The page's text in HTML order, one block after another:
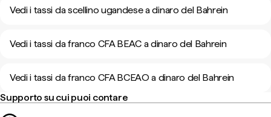
Vedi i tassi da scellino ugandese a dinaro del Bahrein
Vedi i tassi da franco CFA BEAC a dinaro del Bahrein
Vedi i tassi da franco CFA BCEAO a dinaro del Bahrein
Supporto su cui puoi contare